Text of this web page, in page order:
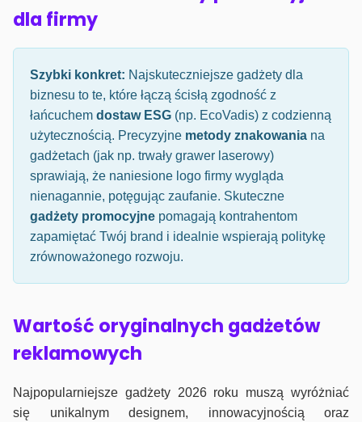
dla firmy
Szybki konkret: Najskuteczniejsze gadżety dla
biznesu to te, które łączą ścisłą zgodność z
łańcuchem dostaw ESG (np. EcoVadis) z codzienną
użytecznością. Precyzyjne metody znakowania na
gadżetach (jak np. trwały grawer laserowy)
sprawiają, że naniesione logo firmy wygląda
nienagannie, potęgując zaufanie. Skuteczne
gadżety promocyjne pomagają kontrahentom
zapamiętać Twój brand i idealnie wspierają politykę
zrównoważonego rozwoju.
Wartość oryginalnych gadżetów
reklamowych
Najpopularniejsze gadżety 2026 roku muszą wyróżniać
się unikalnym designem, innowacyjnością oraz